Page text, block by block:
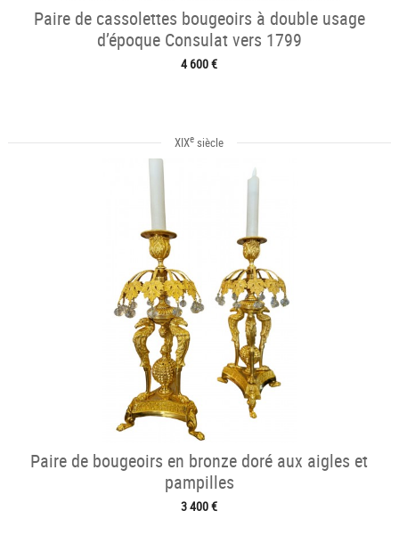
Paire de cassolettes bougeoirs à double usage
d’époque Consulat vers 1799
4 600 €
XIXe siècle
Paire de bougeoirs en bronze doré aux aigles et
pampilles
3 400 €